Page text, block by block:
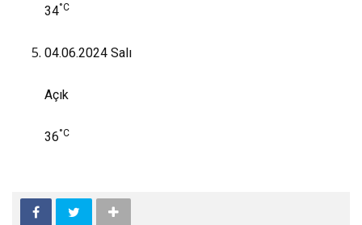
34°C
04.06.2024 Salı
Açık
36°C